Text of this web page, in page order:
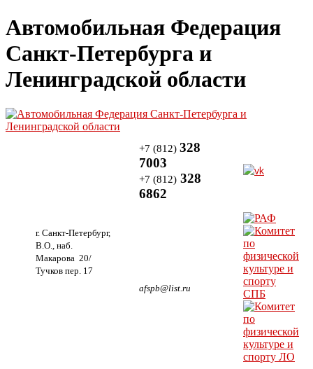
Автомобильная Федерация
Санкт-Петербурга и
Ленинградской области
г. Санкт-Петербург,
В.О., наб.
Макарова 20/
Тучков пер. 17
+7 (812) 328
7003
+7 (812) 328
6862
afspb@list.ru